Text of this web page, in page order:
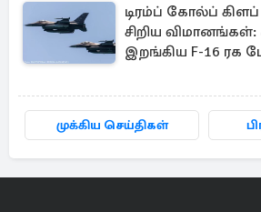
டிரம்ப் கோல்ப்
சிறிய
இறங்கிய F-16 ரக
முக்கிய செய்திகள்